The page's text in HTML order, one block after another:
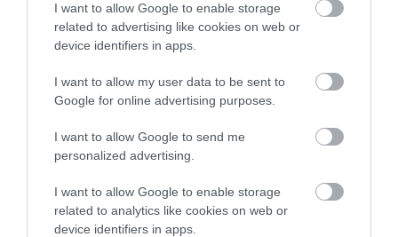
I want to allow Google to enable storage
related to advertising like cookies on web or
device identifiers in apps.
I want to allow my user data to be sent to
Google for online advertising purposes.
I want to allow Google to send me
personalized advertising.
I want to allow Google to enable storage
related to analytics like cookies on web or
device identifiers in apps.
Εύβοια: Ολοκληρώθηκε μεγάλο
06.08.2026 | 20:40
Ο λόγος που τηγανίζουμε ψάρια
του Σωτήρος – Πως θα κάνετε το
06.08.2026 | 20:20
Θρήνος στην Εύβοια: Έφυγε από
τη ζωή ο 37χρονος που είχε
τροχαίο με αγριογούρουνο
Καφές: Τα οφέλη της
μέτριας κατανάλωσης
μικροβίωμα του
εντέρου
Έπαθε ηλεκτροπληξία
εγκατέλειψαν